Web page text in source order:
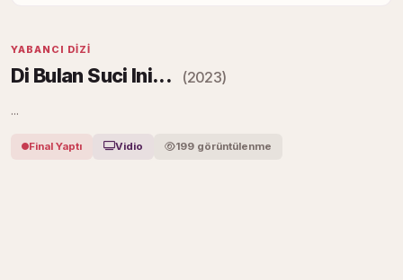
YABANCI DIZI
Di Bulan Suci Ini... (2023)
...
Final Yaptı Vidio 199 görüntülenme